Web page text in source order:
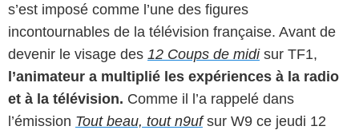
s’est imposé comme l’une des figures
incontournables de la télévision française. Avant de
devenir le visage des 12 Coups de midisur TF1,
l’animateur a multiplié les expériences à la radio
et à la télévision. Comme il l’a rappelé dans
l’émission Tout beau, tout n9ufsur W9 ce jeudi 12